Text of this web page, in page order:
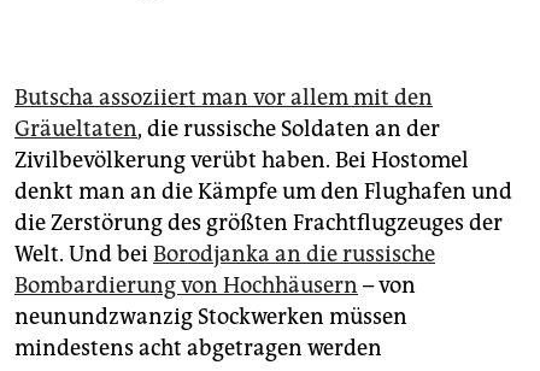
Butscha assoziiert man vor allem mit den
Gräueltaten, die russische Soldaten an der
Zivilbevölkerung verübt haben. Bei Hostomel
denkt man an die Kämpfe um den Flughafen und
die Zerstörung des größten Frachtflugzeuges der
Welt. Und beiBorodjanka an die russische
Bombardierung von Hochhäusern – von
neunundzwanzig Stockwerken müssen
mindestens acht abgetragen werden